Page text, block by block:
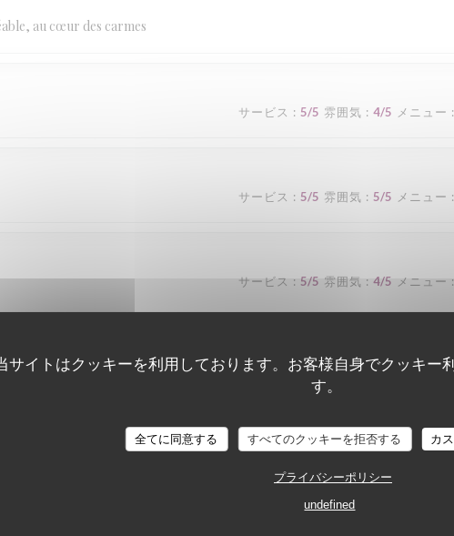
サイトはクッキーを利用しております。お客様自身でクッキー
す。
全てに同意する すべてのクッキーを拒否する カ
プライバシーポリシー
undefined
au cœur des carmes
サービス : 5/5 雰囲気 : 4/5 メニュー :
サービス : 5/5 雰囲気 : 5/5 メニュー :
サービス : 5/5 雰囲気 : 4/5 メニュー :
サービス: 4/5 雰囲気: 4/5 メニュー:
choisis . Très bien. Merci